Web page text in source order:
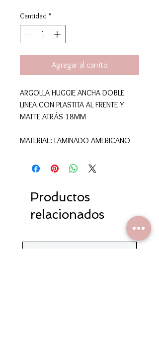
Cantidad *
Agregar al carrito
ARGOLLA HUGGIE ANCHA DOBLE
LINEA CON PLASTITA AL FRENTE Y
MATTE ATRÁS 18MM
MATERIAL: LAMINADO AMERICANO
Productos
relacionados